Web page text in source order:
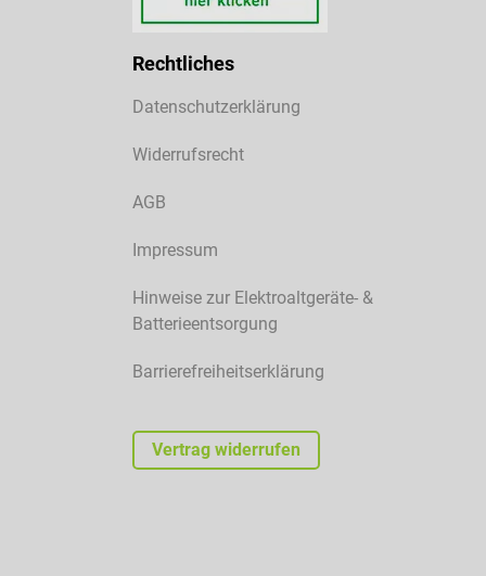
Rechtliches
Datenschutzerklärung
Widerrufsrecht
AGB
Impressum
Hinweise zur Elektroaltgeräte- &
Batterieentsorgung
Barrierefreiheitserklärung
Vertrag widerrufen